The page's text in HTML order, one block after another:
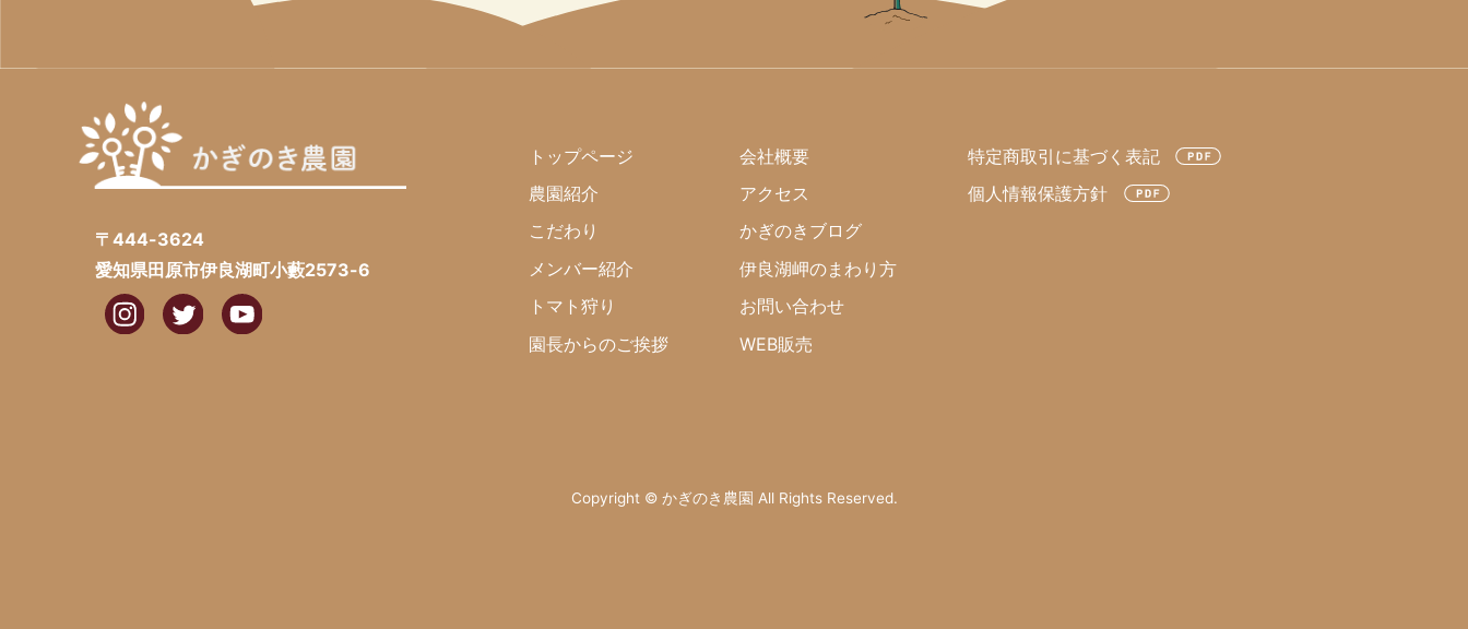
〒444-3624
愛知県田原市伊良湖町小藪2573-6
トップページ
農園紹介
こだわり
メンバー紹介
トマト狩り
園長からのご挨拶
会社概要
アクセス
かぎのきブログ
伊良湖岬のまわり方
お問い合わせ
WEB販売
特定商取引に基づく表記
個人情報保護方針
Copyright © かぎのき農園 All Rights Reserved.